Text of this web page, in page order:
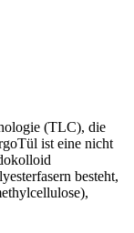
(TLC), die
ist eine nicht
besteht,